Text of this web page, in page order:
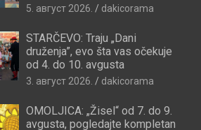
5. август 2026. dakicorama
STARČEVO: Traju „Dani
druženja”, evo šta vas očekuje
od 4. do 10. avgusta
3. август 2026. dakicorama
OMOLJICA: „Žisel“ od 7. do 9.
avgusta, pogledajte kompletan